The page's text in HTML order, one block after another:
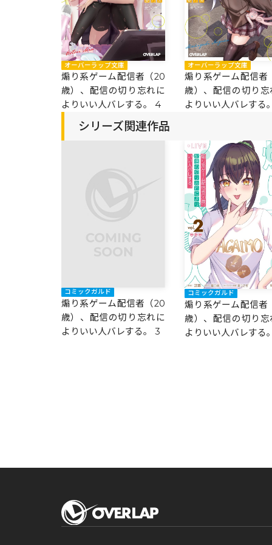
オーバーラップ文庫
煽り系ゲーム配信者（20
歳）、配信の切り忘れに
よりいい人バレする。 4
オーバーラップ文庫
煽り系ゲーム配信者
歳）、配信の切り忘
よりいい人バレする
シリーズ関連作品
コミックガルド
煽り系ゲーム配信者（20
歳）、配信の切り忘れに
よりいい人バレする。 3
コミックガルド
煽り系ゲーム配信者
歳）、配信の切り忘
よりいい人バレする